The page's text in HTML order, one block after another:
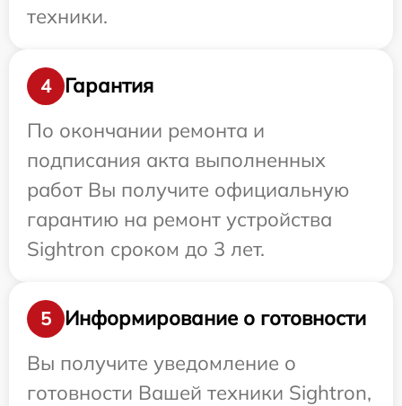
техники.
4
Гарантия
По окончании ремонта и
подписания акта выполненных
работ Вы получите официальную
гарантию на ремонт устройства
Sightron сроком до 3 лет.
5
Информирование о готовности
Вы получите уведомление о
готовности Вашей техники Sightron,